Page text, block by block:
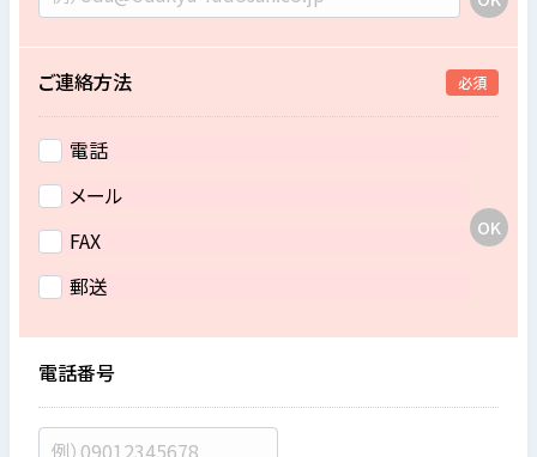
ご連絡方法 必須
電話
メール
FAX
郵送
電話番号